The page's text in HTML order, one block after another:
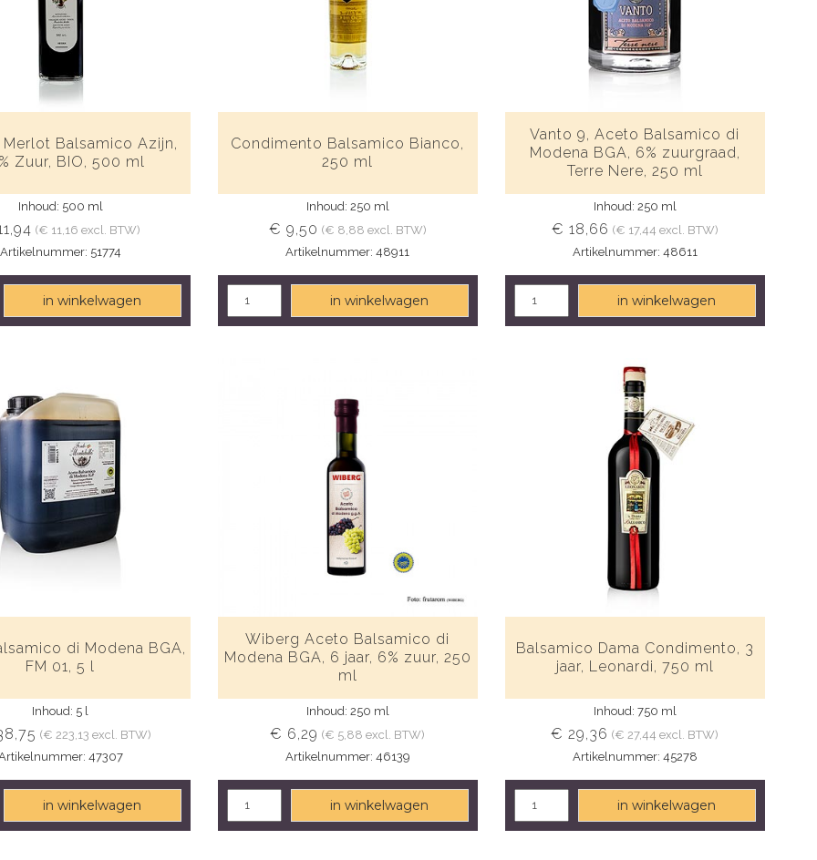
Merlot Balsamico Azijn,
Zuur, BIO, 500 ml
Inhoud: 500 ml
(€ 11,16 excl. BTW)
Artikelnummer: 51774
in winkelwagen
Condimento Balsamico Bianco,
250 ml
Inhoud: 250 ml
€ 9,50 (€ 8,88 excl. BTW)
Artikelnummer: 48911
in winkelwagen
Vanto 9, Aceto Balsamico di
Modena BGA, 6% zuurgraad,
Terre Nere, 250 ml
Inhoud: 250 ml
€ 18,66 (€ 17,44 excl. BTW)
Artikelnummer: 48611
in winkelwagen
di Modena BGA,
FM 01, 5 l
Inhoud: 5 l
(€ 223,13 excl. BTW)
47307
in winkelwagen
Wiberg Aceto Balsamico di
Modena BGA, 6 jaar, 6% zuur, 250
ml
Inhoud: 250 ml
€ 6,29 (€ 5,88 excl. BTW)
Artikelnummer: 46139
in winkelwagen
Balsamico Dama Condimento, 3
jaar, Leonardi, 750 ml
Inhoud: 750 ml
€ 29,36 (€ 27,44 excl. BTW)
Artikelnummer: 45278
in winkelwagen